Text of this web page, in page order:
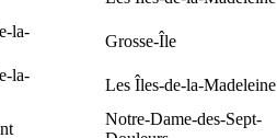
la-
Grosse-Île
la-
Les Îles-de-la-Madeleine
Notre-Dame-des-Sept-